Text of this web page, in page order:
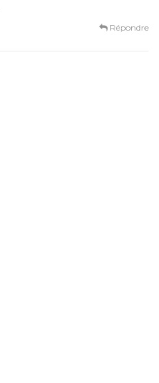
Répondre